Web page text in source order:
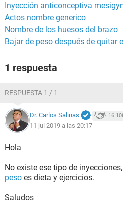
Inyección anticonceptiva
Actos nombre generico
Nombre de los huesos del brazo
Bajar de peso después de quitar
1 respuesta
RESPUESTA 1 / 1
Dr. Carlos Salinas
11 jul 2019 a las 20:17
Hola
No existe ese tipo de
peso es dieta y ejercicios.
Saludos